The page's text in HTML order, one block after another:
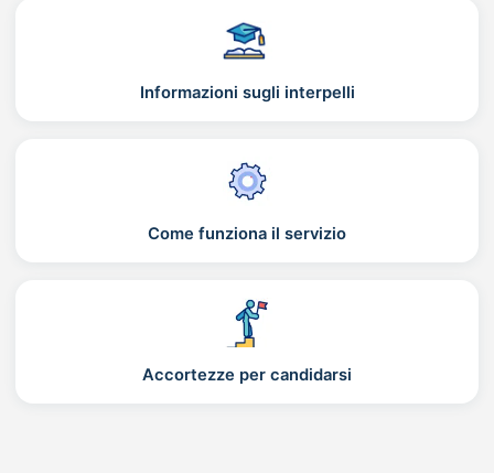
Informazioni sugli interpelli
Come funziona il servizio
Accortezze per candidarsi